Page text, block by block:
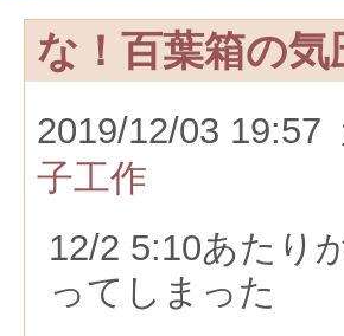
な！百葉箱の気
2019/12/03 19:57
子工作
12/2 5:10あたり
ってしまった